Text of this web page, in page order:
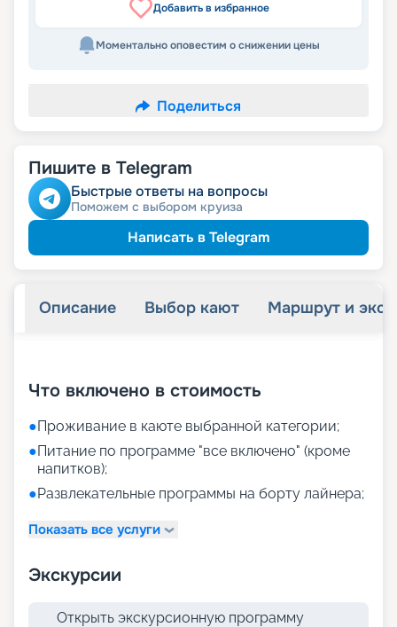
Добавить в избранное
Моментально оповестим о снижении цены
Поделиться
Пишите в Telegram
Быстрые ответы на вопросы
Поможем с выбором круиза
Написать в Telegram
Описание Выбор кают Маршрут и
Что включено в стоимость
●Проживание в каюте выбранной категории;
●Питание по программе "все включено" (кроме
напитков);
●Развлекательные программы на борту лайнера;
Показать все услуги
Экскурсии
Открыть экскурсионную программу